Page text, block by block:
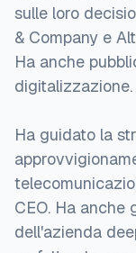
sulle loro
& Company e
Ha anche
digitalizzazione.
Ha guidato la
CEO. Ha
dell'azienda